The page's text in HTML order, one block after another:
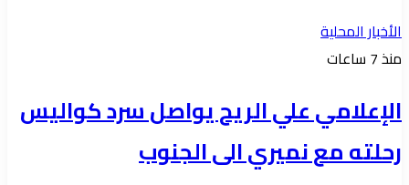
الأخبار المحلية
منذ 7 ساعات
الإعلامي علي الريح يواصل سرد كواليس
رحلته مع نميري الى الجنوب